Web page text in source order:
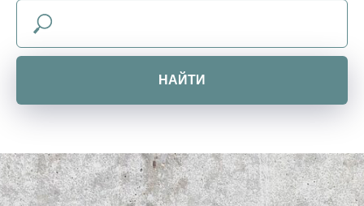
НАЙТИ